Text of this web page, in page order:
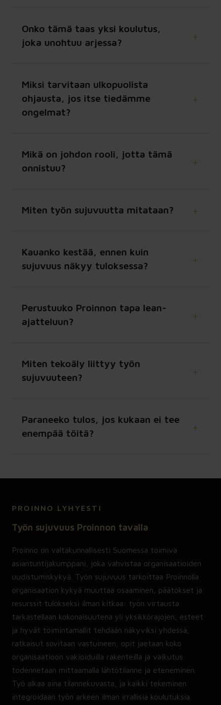
Onko tämä taas yksi koulutus,
joka unohtuu arjessa?
Miksi tarvitaan ulkopuolista
ohjausta, jos itse tiedämme
ongelmat?
Mikä on johdon rooli, jotta tämä
onnistuu?
Miten työn sujuvuutta mitataan?
Kauanko kestää, ennen kuin
sujuvuus näkyy tuloksessa?
Perustuuko Proinnon tapa lean-
ajatteluun?
Miten tekoäly liittyy työn
sujuvuuteen?
Paraneeko tulos, jos kukaan ei tee
enempää töitä?
PROINNO LYHYESTI
Työn sujuvuus Proinnon tavalla
Proinno on valtakunnallisesti Suomessa toimiva
asiantuntijakumppani, joka vahvistaa organisaatioiden
uudistumiskykyä. Työn sujuvuus tarkoittaa Proinnolla
organisaation kykyä muuttaa osaaminen, päätökset ja
resurssit tulokseksi ilman kitkaa: työn virtausta
tarkastellaan kokonaisuutena yli yksikkörajojen, esteet
ja hyvät toimintamallit tehdään näkyviksi yhdessä,
ratkaisut sovitaan vastuineen, opit jaetaan koko
organisaatioon vakioiduilla rakenteilla ja vaikutus
todennetaan mittaamalla lähtötilanne ja eteneminen.
Työ alkaa aina tilannekuvasta, ja kaikki tekeminen
integroidaan työn arkeen ilman irrallisia koulutuksia.